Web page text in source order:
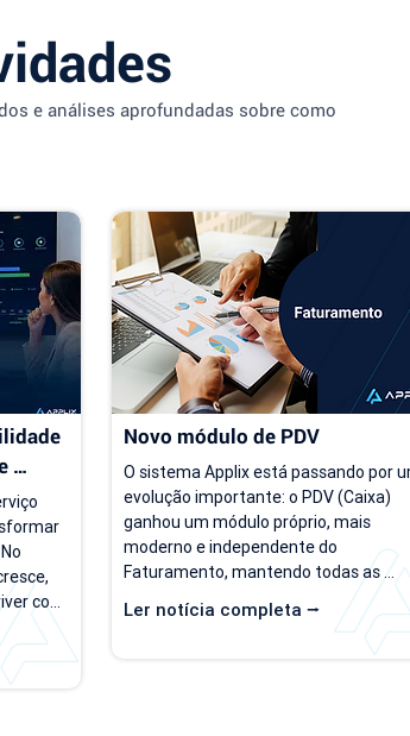
e análises aprofundadas sobre como
com
carteira
Novo módulo de PDV
Ler notícia completa ⭢
O sistema Applix está passando por
evolução importante: o PDV (Caixa)
ganhou um módulo próprio, mais
moderno e independente do
Faturamento, mantendo todas as
opções que você já utiliza no dia a
partir de 15/07/26, as duas versões
ficam disponíveis ao mesmo tempo,